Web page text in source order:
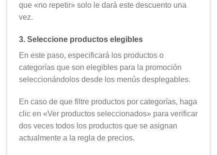
que «no repetir» solo le dará este descuento una
vez.
3. Seleccione productos elegibles
En este paso, especificará los productos o
categorías que son elegibles para la promoción
seleccionándolos desde los menús desplegables.
En caso de que filtre productos por categorías, haga
clic en «Ver productos seleccionados» para verificar
dos veces todos los productos que se asignan
actualmente a la regla de precios.